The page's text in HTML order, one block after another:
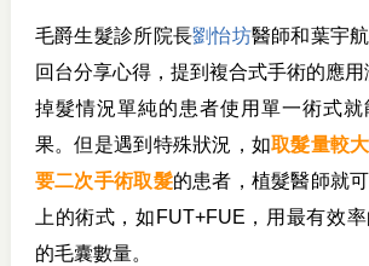
毛爵生髮診所院長劉怡坊醫師和葉宇
回台分享心得，提到複合式手術的應
掉髮情況單純的患者使用單一術式就
果。但是遇到特殊狀況，如取髮量較大
要二次手術取髮的患者，植髮醫師就
上的術式，如FUT+FUE，用最有效
的毛囊數量。